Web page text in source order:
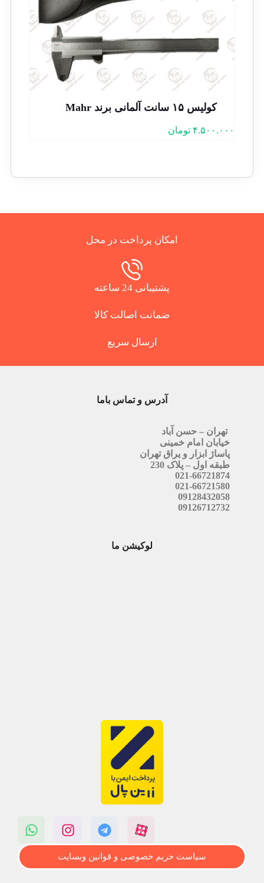
کولیس ۱۵ سانت آلمانی برند Mahr
۴.۵۰۰.۰۰۰ تومان
امکان پرداخت در محل
پشتیبانی 24 ساعته
ضمانت اصالت کالا
ارسال سریع
آدرس و تماس باما
تهران – حسن آباد
خیابان امام خمینی
پاساژ ابزار و یراق تهران
طبقه اول – پلاک 230
021-66721874
021-66721580
09128432058
09126712732
لوکیشن ما
سیاست حریم خصوصی و قوانین وبسایت